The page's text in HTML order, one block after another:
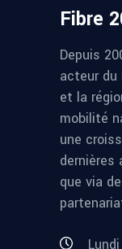
Fibre
Depuis
acteur du
et la
mobilité
une
dernières
que via